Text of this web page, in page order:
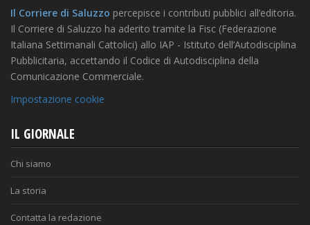
Il Corriere di Saluzzo percepisce i contributi pubblici all’editoria.
Il Corriere di Saluzzo ha aderito tramite la Fisc (Federazione
Italiana Settimanali Cattolici) allo IAP - Istituto dell’Autodisciplina
Pubblicitaria, accettando il Codice di Autodisciplina della
Comunicazione Commerciale.
Impostazione cookie
IL GIORNALE
Chi siamo
La storia
Contatta la redazione